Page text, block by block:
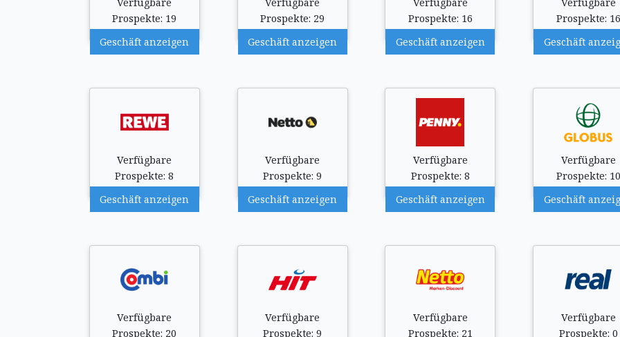
Prospekte: 19
Geschäft anzeigen
Prospekte: 29
Geschäft anzeigen
Prospekte: 16
Geschäft anzeigen
Prospekte: 16
Geschäft
Verfügbare
Prospekte: 8
Geschäft anzeigen
Verfügbare
Prospekte: 9
Geschäft anzeigen
Verfügbare
Prospekte: 8
Geschäft anzeigen
Verfügbare
Prospekte: 10
Geschäft
Verfügbare
Prospekte: 20
Verfügbare
Prospekte: 9
Verfügbare
Prospekte: 21
Verfügbare
Prospekte: 0